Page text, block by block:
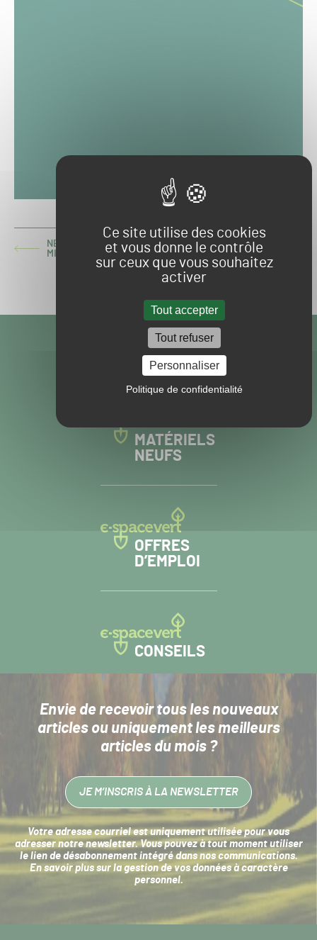
Ce site utilise des cookies
et vous donne le contrôle
sur ceux que vous souhaitez
activer
Tout accepter
Tout refuser
Personnaliser
Politique de confidentialité
ARTICLE
NEUCHÂTEL : UN NOUVEAU GOLF ENDOMMAGÉ PAR DES
MILITANTS
LA PELOUSE DU STADE DE FRANCE SCALPÉE
VISITEZ NOS
AUTRES SITES
MATÉRIELS
NEUFS
OFFRES
D’EMPLOI
CONSEILS
Envie de recevoir tous les nouveaux
articlesou uniquement les meilleurs
articles du mois ?
JE M’INSCRIS À LA NEWSLETTER
Votre adresse courriel est uniquement utilisée pour vous
adresser notre newsletter. Vous pouvez à tout moment utiliser
le lien de désabonnement intégré dans nos communications.
En savoir plus sur la gestion de vos données à caractère
personnel.